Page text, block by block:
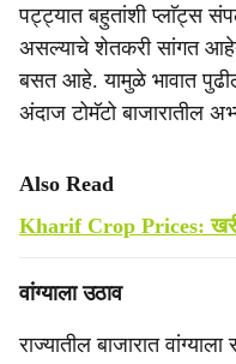
पट्ट्यात बहुतांशी प्लाॅट्स
असल्याचे शेतकरी सांगत
बसत आहे. यामुळे भावात
अंदाज टोमॅटो बाजारातील
Also Read
Kharif Crop Prices: खरीप
वांग्याला उठाव
राज्यातील बाजारात